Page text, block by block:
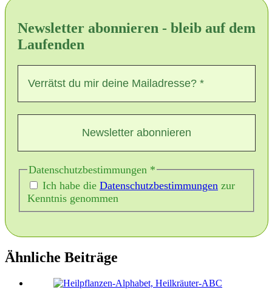
Newsletter abonnieren - bleib auf dem
Laufenden
Datenschutzbestimmungen *
Ich habe die Datenschutzbestimmungen zur
Kenntnis genommen
Ähnliche Beiträge